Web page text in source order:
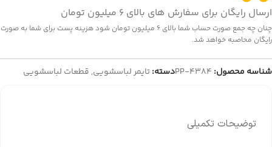
ارسال رایگان برای سفارش های بالای 6 میلیون تومان
چنان چه جمع صورت حساب شما بالای 6 میلیون تومان شود هزینه پست برای شما به صورت
رایگان محاصبه خواهد شد.
شناسه محصول: PP-4384دسته:تایمر لباسشویی, قطعات لباسشویی
توضیحات تکمیلی